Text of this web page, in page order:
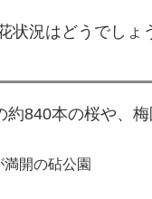
状況はどうでしょ
840本の桜や、
開の砧公園